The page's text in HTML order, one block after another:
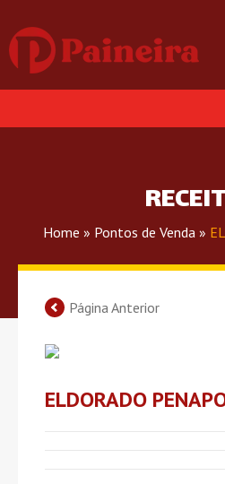
Home » Pontos de Venda »
Página Anterior
ELDORADO